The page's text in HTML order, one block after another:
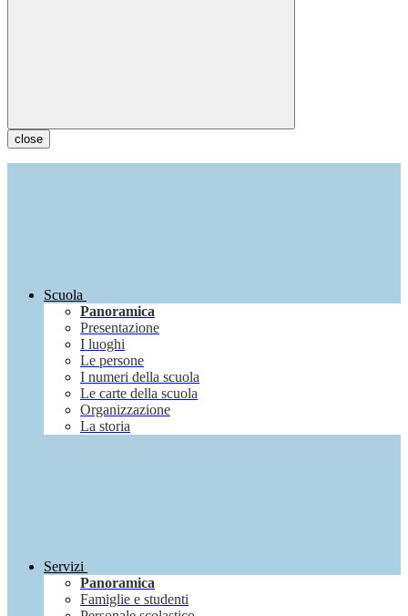
close
Scuola
Panoramica
Presentazione
I luoghi
Le persone
I numeri della scuola
Le carte della scuola
Organizzazione
La storia
Servizi
Panoramica
Famiglie e studenti